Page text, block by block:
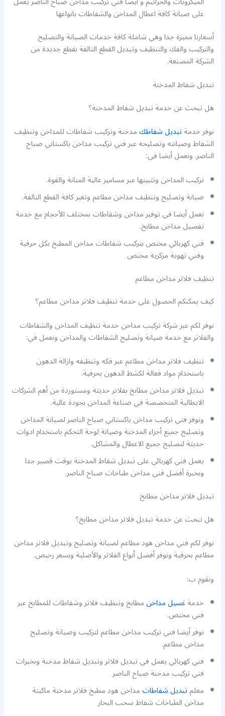
على صيانة كافة اعطال المداخن والشفاطات بانواعها
أسعارنا مميزة جدا وهي شاملة كافة خدمات الصيانة والتصليح
والتركيب والفك والتنظيف وتبديل القطع التالفة بقطع جديدة من
الشركة المصنعة.
تبديل شفاط المدخنة
هل تبحث عن خدمة تبديل شفاط المدخنة؟
نوفر خدمةتبديل شفاطكمدخنة وتركيب شفاطات للمداخن وتنظيف
الشفاط وصيانته وتصليحه عبر فني تركيب مداخن باكستاني صباح
الناصر. ونعمل أيضا في:
تركيب المداخن وتثبيتها عبر مسامير عالية المتانة والقوة.
صيانة وتصليح وتنظيف مداخن مطاعم وتغير كافة القطع التالفة.
نعمل أيضا في توفير مداخن وشفاطات بمختلف الأحجام مع خدمة
تفصيل مداخن مطابخ.
فني كهربائي مختص بتركيب شفاطات مداخن المطبخ بكل حرفية
وفني تهوية مركزية مختص
تنظيف فلاتر مداخن مطاعم
كيف يمكنكم الحصول على خدمة تنظيف فلاتر مداخن مطاعم؟
نوفر لكم عبر شركة تركيب مداخن خدمة تنظيف المداخن والشفاطات
والفلاتر مع خدمة صيانة وتصليح الشفاطات والمداخن ونعمل في:
تنظيف فلاتر مداخن مطاعم عبر فكه وتنظيفه وازالة الدهون
باستخدام مواد فعالة لكشط الدهون بحرفية.
تبديل فلاتر مداخن مطابخ بفلاتر حديثة ومستوردة من أهم الشركات
الايطالية المتخصصة في صناعة المداخن بجودة عالية.
ونوفر فني تركيب مداخن باكستاني صباح الناصر لصيانة المداخن
وتصليح جميع أجزاء المدخنة وصيانة لوحة التحكم باستخدام ادوات
حديثة لتصليح جميع الاعطال والمشاكل.
يعمل فني كهربائي على تبديل شفاط المدخنة بوقت قصير جدا
وبخبرة أفضل فني مداخن طباخات صباح الناصر.
تبديل فلاتر مداخن مطابخ
هل تبحث عن خدمة تبديل فلاتر مداخن مطابخ؟
نوفر لكم فني مداخن هود مطاعم لصيانة وتصليح وتبديل فلاتر مداخن
مطاعم بحرفية ونوفر أفضل أنواع الفلاتر والأصلية وبسعر رخيص.
ونقوم ب:
خدمةغسيل مداخنمطابخ وتنظيف فلاتر وشفاطات للمطابخ عبر
فني مختص.
نوفر أيضا فني تركيب مداخن مطاعم لتركيب وصيانة وتصليح
مداخن مطاعم.
فني كهربائي يعمل في تبديل فلاتر وتبديل شفاط مدخنة وبخبرات
فني تركيب مدخنة صباح الناصر
معلمتبديل شفاطاتمداخن هود مطبخ فلاتر مدخنة ماكينة
مداخن الطباخات شفاط سحب البخار